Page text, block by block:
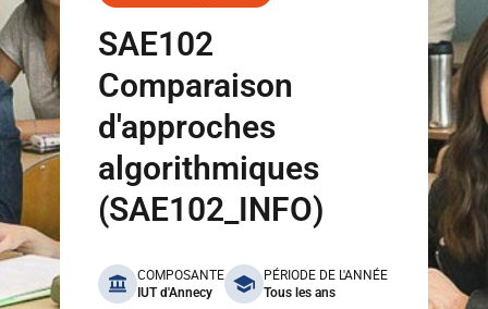
SAE102
Comparaison
d'approches
algorithmiques
(SAE102_INFO)
benefits
COMPOSANTE
IUT d'Annecy
PÉRIODE DE L'ANNÉE
Tous les ans